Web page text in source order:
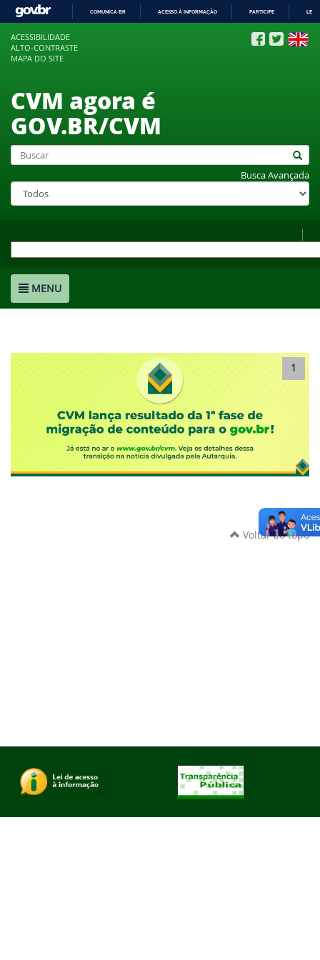
COMUNICA BR ACESSO À INFORMAÇÃO PARTICIPE
ACESSIBILIDADE
ALTO-CONTRASTE
MAPA DO SITE
CVM agora é
GOV.BR/CVM
Busca Avançada
MENU
1
Voltar ao topo